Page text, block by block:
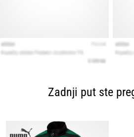
Zadnji put ste